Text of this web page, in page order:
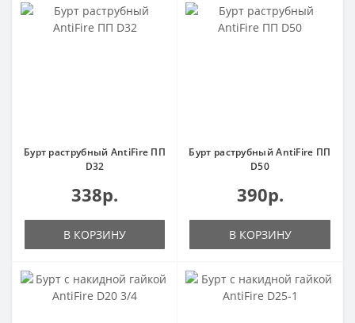
Бурт раструбный AntiFire ПП
D32
338р.
В КОРЗИНУ
Бурт раструбный AntiFire ПП
D50
390р.
В КОРЗИНУ